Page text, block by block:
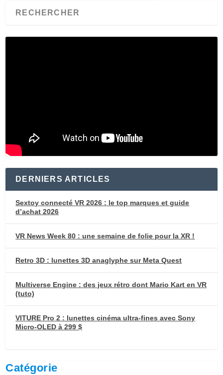
DERNIERS ARTICLES
Sextoy connecté VR 2026 : le top marques et guide
d’achat 2026
VR News Week 80 : une semaine de folie pour la XR !
Retro 3D : lunettes 3D anaglyphe sur Meta Quest
Multiverse Engine : des jeux rétro dont Mario Kart en VR
(tuto)
VITURE Pro 2 : lunettes cinéma ultra-fines avec Sony
Micro-OLED à 299 $
Catégorie